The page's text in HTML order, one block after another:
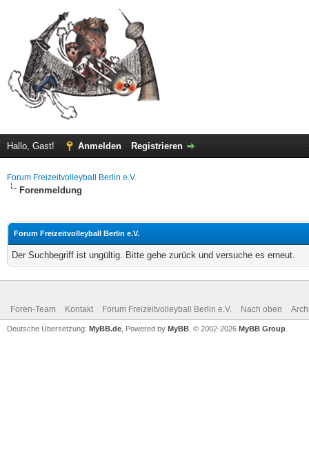
Hallo, Gast! Anmelden Registrieren
Forum Freizeitvolleyball Berlin e.V.
Forenmeldung
Forum Freizeitvolleyball Berlin e.V.
Der Suchbegriff ist ungültig. Bitte gehe zurück und versuche es erneut.
Foren-Team Kontakt Forum Freizeitvolleyball Berlin e.V. Nach oben
Deutsche Übersetzung: MyBB.de , Powered by MyBB , © 2002-2026 MyBB Group